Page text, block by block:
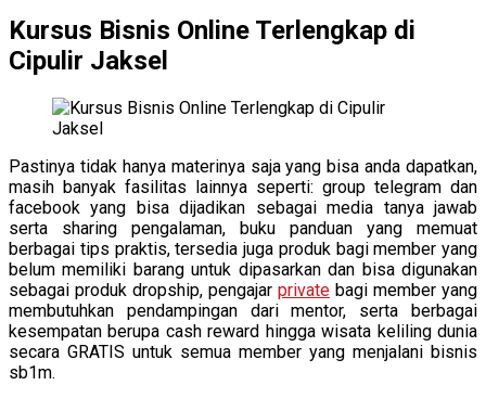
Kursus Bisnis Online Terlengkap di
Cipulir Jaksel
Pastinya tidak hanya materinya saja yang bisa anda dapatkan,
masih banyak fasilitas lainnya seperti: group telegram dan
facebook yang bisa dijadikan sebagai media tanya jawab
serta sharing pengalaman, buku panduan yang memuat
berbagai tips praktis, tersedia juga produk bagi member yang
belum memiliki barang untuk dipasarkan dan bisa digunakan
sebagai produk dropship, pengajar private bagi member yang
membutuhkan pendampingan dari mentor, serta berbagai
kesempatan berupa cash reward hingga wisata keliling dunia
secara GRATIS untuk semua member yang menjalani bisnis
sb1m.